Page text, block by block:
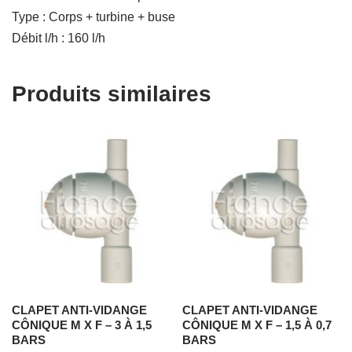
Type : Corps + turbine + buse
Débit l/h : 160 l/h
Produits similaires
CLAPET ANTI-VIDANGE
CÔNIQUE M X F – 3 À 1,5
BARS
CLAPET ANTI-VIDANGE
CÔNIQUE M X F – 1,5 À 0,7
BARS